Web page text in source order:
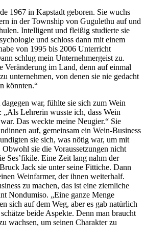
1967 in Kapstadt geboren. Sie wuchs
in der Township von Gugulethu auf und
Intelligent und fleißig studierte sie
und schloss dann mit einem
von 1995 bis 2006 Unterricht
schlug mein Unternehmergeist zu.
Veränderung im Land, denn auf einmal
unternehmen, von denen sie nie gedacht
könnten.“
war, fühlte sie sich zum Wein
Lehrerin wusste ich, dass Wein
Das weckte meine Neugier.“ Sie
auf, gemeinsam ein Wein-Business
sie sich, was nötig war, um mit
sie die Voraussetzungen nicht
Ses’fikile. Eine Zeit lang nahm der
Jack sie unter seine Fittiche. Dann
Weinfarmer, der ihnen weiterhalf.
zu machen, das ist eine ziemliche
Nondumiso. „Eine ganze Menge
sich auf dem Weg, aber es gab natürlich
beide Aspekte. Denn man braucht
wachsen, um seinen Charakter zu